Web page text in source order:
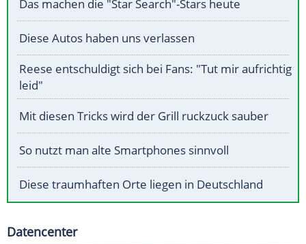
Das machen die "Star Search"-Stars heute
Diese Autos haben uns verlassen
Reese entschuldigt sich bei Fans: "Tut mir aufrichtig
leid"
Mit diesen Tricks wird der Grill ruckzuck sauber
So nutzt man alte Smartphones sinnvoll
Diese traumhaften Orte liegen in Deutschland
Datencenter